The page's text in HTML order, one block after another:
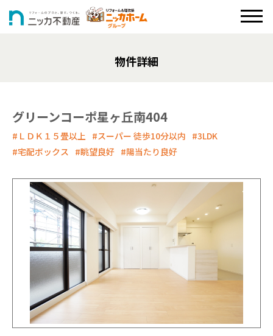
物件詳細
グリーンコーポ星ヶ丘南404
#ＬＤＫ１５畳以上 #スーパー 徒歩10分以内 #3LDK
#宅配ボックス #眺望良好 #陽当たり良好